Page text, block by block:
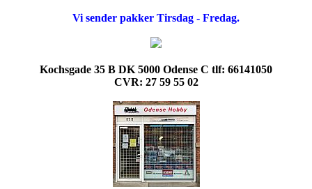
Vi sender pakker Tirsdag - Fredag.
Kochsgade 35 B DK 5000 Odense C tlf: 66141050
CVR: 27 59 55 02